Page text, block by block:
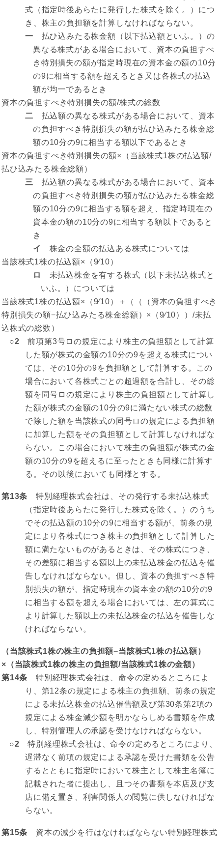
式（指定時後あらたに発行した株式を除く。）につ
き、株主の負担額を計算しなければならない。
一 払ひ込みたる株金額（以下払込額といふ。）の
異なる株式がある場合において、資本の負担すべ
き特別損失の額が指定時現在の資本金の額の10分
の9に相当する額を超えるとき又は各株式の払込
額が均一であるとき
資本の負担すべき特別損失の額/株式の総数
二 払込額の異なる株式がある場合において、資本
の負担すべき特別損失の額が払ひ込みたる株金総
額の10分の9に相当する額以下であるとき
資本の負担すべき特別損失の額×（当該株式1株の払込額/
払ひ込みたる株金総額）
三
払込額の異なる株式がある場合において、資本
の負担すべき特別損失の額が払ひ込みたる株金総
額の10分の9に相当する額を超え、指定時現在の
資本金の額の10分の9に相当する額以下であると
き
イ
株金の全額の払込ある株式については
当該株式1株の払込額×（9⁄10）
ロ
未払込株金を有する株式（以下未払込株式と
いふ。）については
当該株式1株の払込額×（9⁄10）＋（（（資本の負担すべき
特別損失の額−払ひ込みたる株金総額）×（9⁄10））/未払
込株式の総数）
○2 前項第3号ロの規定により株主の負担額として計算
した額が株式の金額の10分の9を超える株式につい
ては、その10分の9を負担額として計算する。この
場合において各株式ごとの超過額を合計し、その総
額を同号ロの規定により株主の負担額として計算し
た額が株式の金額の10分の9に満たない株式の総数
で除した額を当該株式の同号ロの規定による負担額
に加算した額をその負担額として計算しなければな
らない。この場合において株主の負担額が株式の金
額の10分の9を超えるに至ったときも同様に計算す
る。その以後においても同様とする。
第13条 特別経理株式会社は、その発行する未払込株式
（指定時後あらたに発行した株式を除く。）のうち
でその払込額の10分の9に相当する額が、前条の規
定により各株式につき株主の負担額として計算した
額に満たないものがあるときは、その株式につき、
その差額に相当する額以上の未払込株金の払込を催
告しなければならない。但し、資本の負担すべき特
別損失の額が、指定時現在の資本金の額の10分の9
に相当する額を超える場合においては、左の算式に
より計算した額以上の未払込株金の払込を催告しな
ければならない。
（当該株式1株の株主の負担額−当該株式1株の払込額）
×（当該株式1株の株主の負担額/当該株式1株の金額）
第14条 特別経理株式会社は、命令の定めるところによ
り、第12条の規定による株主の負担額、前条の規定
による未払込株金の払込催告額及び第30条第2項の
規定による株金減少額を明かならしめる書類を作成
し、特別管理人の承認を受けなければならない。
○2 特別経理株式会社は、命令の定めるところにより、
遅滞なく前項の規定による承認を受けた書類を公告
するとともに指定時において株主として株主名簿に
記載された者に提出し、且つその書類を本店及び支
店に備え置き、利害関係人の閲覧に供しなければな
らない。
第15条 資本の減少を行はなければならない特別経理株式